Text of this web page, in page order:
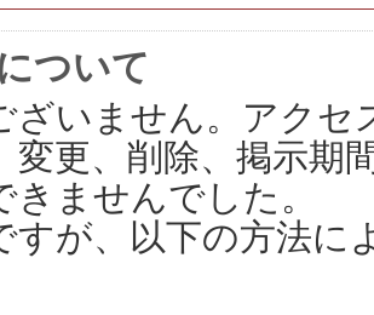
ついて
ざいません。アクセ
変更、削除、掲示期
きませんでした。
すが、以下の方法に